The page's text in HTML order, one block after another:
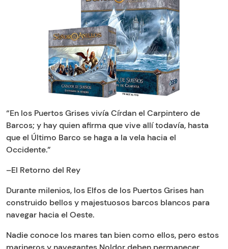
“En los Puertos Grises vivía Círdan el Carpintero de
Barcos; y hay quien afirma que vive allí todavía, hasta
que el Último Barco se haga a la vela hacia el
Occidente.”
–El Retorno del Rey
Durante milenios, los Elfos de los Puertos Grises han
construido bellos y majestuosos barcos blancos para
navegar hacia el Oeste.
Nadie conoce los mares tan bien como ellos, pero estos